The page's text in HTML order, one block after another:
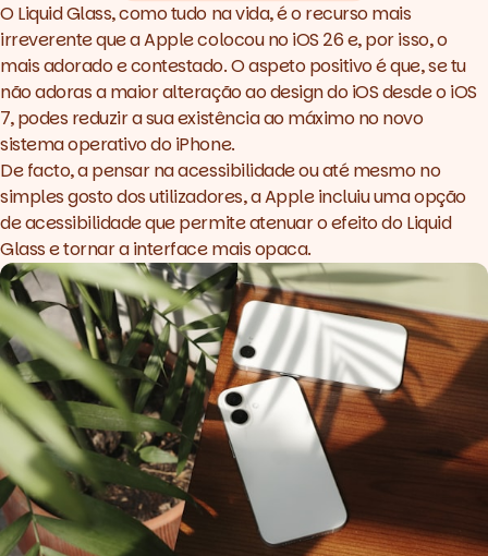
O Liquid Glass, como tudo na vida, é o recurso mais
irreverente que a Apple colocou no iOS 26 e, por isso, o
mais adorado e contestado. O aspeto positivo é que, se tu
não adoras a maior alteração aodesigndo iOS desde o iOS
7, podes reduzir a sua existência ao máximo no novo
sistema operativo do iPhone.
De facto, a pensar na acessibilidade ou até mesmo no
simples gosto dos utilizadores, a Apple incluiu uma opção
de acessibilidade que permite atenuar o efeito do Liquid
Glass e tornar a interface mais opaca.